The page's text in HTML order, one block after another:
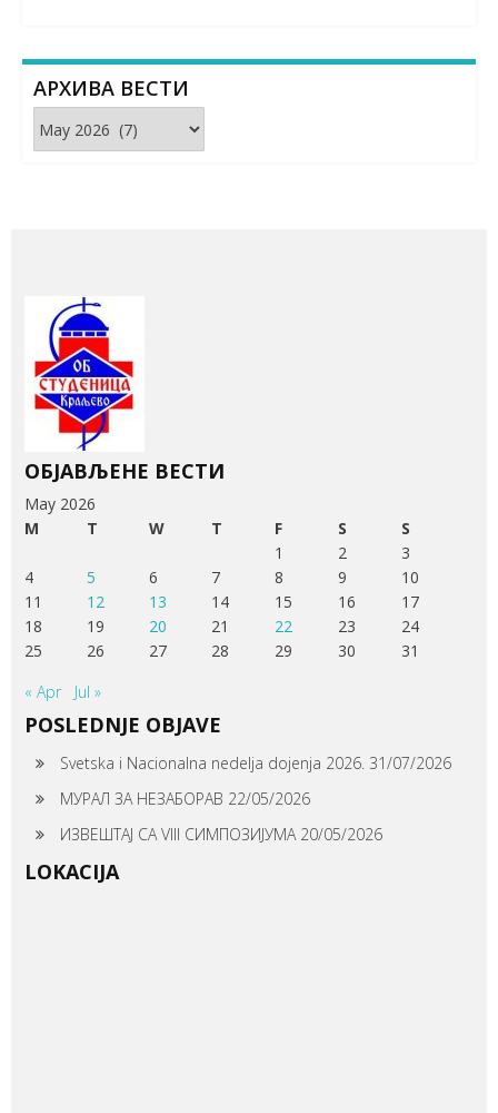
АРХИВА ВЕСТИ
Архива
вести
ОБЈАВЉЕНЕ ВЕСТИ
May 2026
M
T W T F S
S
1
2
3
4
5 6 7 8 9
10
11
12 13 14 15 16
17
18
19 20 21 22 23
24
25
26 27 28 29 30
31
« Apr
Jul »
POSLEDNJE OBJAVE
Svetska i Nacionalna nedelja dojenja 2026. 31/07/2026
МУРАЛ ЗА НЕЗАБОРАВ 22/05/2026
ИЗВЕШТАЈ СА VIII СИМПОЗИЈУМА 20/05/2026
LOKACIJA